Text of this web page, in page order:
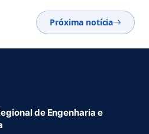
Próxima notícia
de Engenharia e